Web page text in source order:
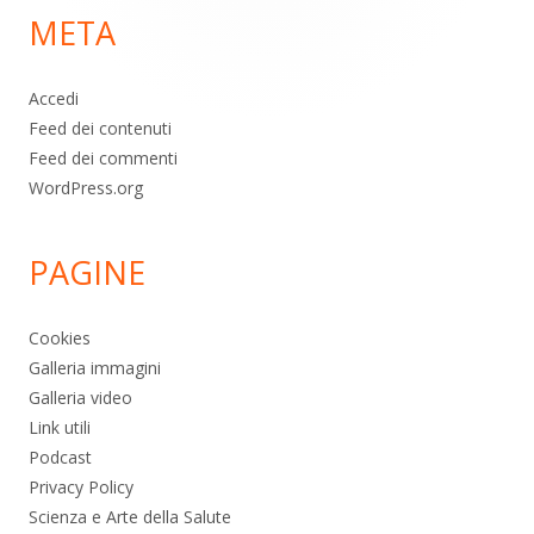
pagina
META
Accedi
Feed dei contenuti
Feed dei commenti
WordPress.org
PAGINE
Cookies
Galleria immagini
Galleria video
Link utili
Podcast
Privacy Policy
Scienza e Arte della Salute